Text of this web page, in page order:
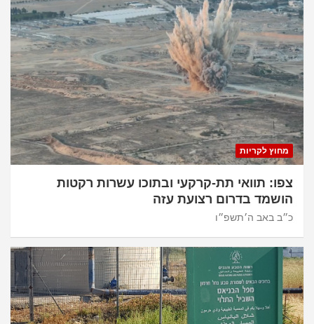
מחוץ לקריות
צפו: תוואי תת-קרקעי ובתוכו עשרות רקטות
הושמד בדרום רצועת עזה
כ״ב באב ה׳תשפ״ו